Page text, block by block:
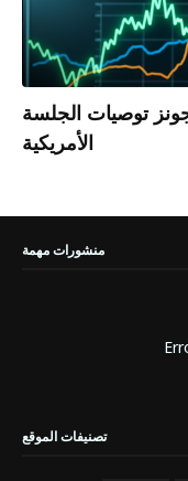
توصيات الجلسة
الأمريكية
منشورات مهمة
تصنيفات الموقع